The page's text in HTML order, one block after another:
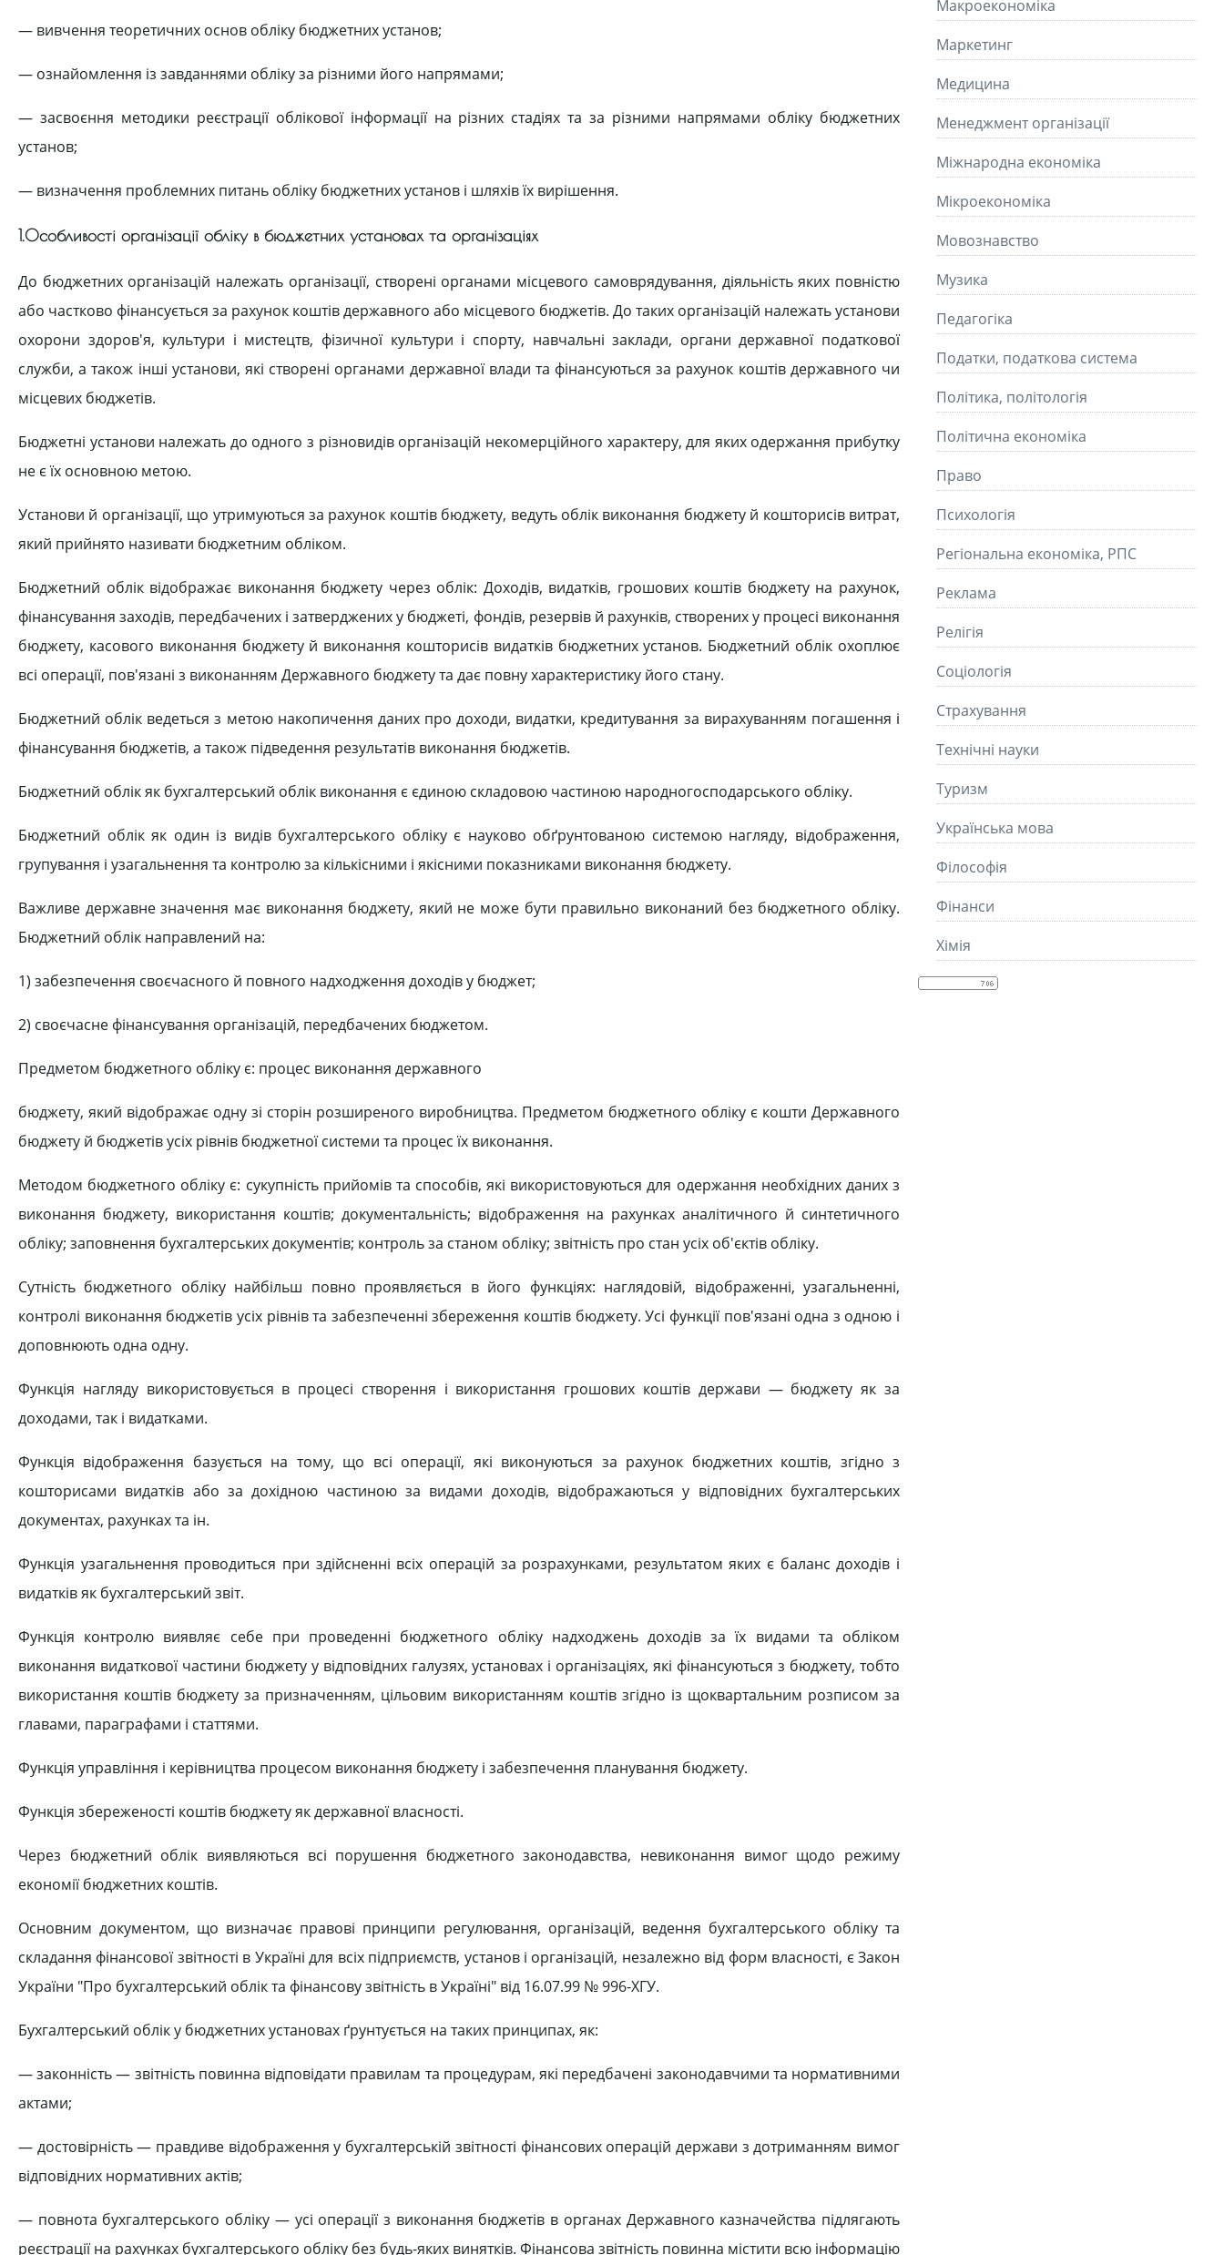
— вивчення теоретичних основ обліку бюджетних установ;
— ознайомлення із завданнями обліку за різними його напрямами;
— засвоєння методики реєстрації облікової інформації на різних стадіях та за різними напрямами обліку бюджетних
установ;
— визначення проблемних питань обліку бюджетних установ і шляхів їх вирішення.
1.Особливості організації обліку в бюджетних установах та організаціях
До бюджетних організацій належать організації, створені органами місцевого самоврядування, діяльність яких повністю
або частково фінансується за рахунок коштів державного або місцевого бюджетів. До таких організацій належать установи
охорони здоров'я, культури і мистецтв, фізичної культури і спорту, навчальні заклади, органи державної податкової
служби, а також інші установи, які створені органами державної влади та фінансуються за рахунок коштів державного чи
місцевих бюджетів.
Бюджетні установи належать до одного з різновидів організацій некомерційного характеру, для яких одержання прибутку
не є їх основною метою.
Установи й організації, що утримуються за рахунок коштів бюджету, ведуть облік виконання бюджету й кошторисів витрат,
який прийнято називати бюджетним обліком.
Бюджетний облік відображає виконання бюджету через облік: Доходів, видатків, грошових коштів бюджету на рахунок,
фінансування заходів, передбачених і затверджених у бюджеті, фондів, резервів й рахунків, створених у процесі виконання
бюджету, касового виконання бюджету й виконання кошторисів видатків бюджетних установ. Бюджетний облік охоплює
всі операції, пов'язані з виконанням Державного бюджету та дає повну характеристику його стану.
Бюджетний облік ведеться з метою накопичення даних про доходи, видатки, кредитування за вирахуванням погашення і
фінансування бюджетів, а також підведення результатів виконання бюджетів.
Бюджетний облік як бухгалтерський облік виконання є єдиною складовою частиною народногосподарського обліку.
Бюджетний облік як один із видів бухгалтерського обліку є науково обґрунтованою системою нагляду, відображення,
групування і узагальнення та контролю за кількісними і якісними показниками виконання бюджету.
Важливе державне значення має виконання бюджету, який не може бути правильно виконаний без бюджетного обліку.
Бюджетний облік направлений на:
1) забезпечення своєчасного й повного надходження доходів у бюджет;
2) своєчасне фінансування організацій, передбачених бюджетом.
Предметом бюджетного обліку є: процес виконання державного
бюджету, який відображає одну зі сторін розширеного виробництва. Предметом бюджетного обліку є кошти Державного
бюджету й бюджетів усіх рівнів бюджетної системи та процес їх виконання.
Методом бюджетного обліку є: сукупність прийомів та способів, які використовуються для одержання необхідних даних з
виконання бюджету, використання коштів; документальність; відображення на рахунках аналітичного й синтетичного
обліку; заповнення бухгалтерських документів; контроль за станом обліку; звітність про стан усіх об'єктів обліку.
Сутність бюджетного обліку найбільш повно проявляється в його функціях: наглядовій, відображенні, узагальненні,
контролі виконання бюджетів усіх рівнів та забезпеченні збереження коштів бюджету. Усі функції пов'язані одна з одною і
доповнюють одна одну.
Функція нагляду використовується в процесі створення і використання грошових коштів держави — бюджету як за
доходами, так і видатками.
Функція відображення базується на тому, що всі операції, які виконуються за рахунок бюджетних коштів, згідно з
кошторисами видатків або за дохідною частиною за видами доходів, відображаються у відповідних бухгалтерських
документах, рахунках та ін.
Функція узагальнення проводиться при здійсненні всіх операцій за розрахунками, результатом яких є баланс доходів і
видатків як бухгалтерський звіт.
Функція контролю виявляє себе при проведенні бюджетного обліку надходжень доходів за їх видами та обліком
виконання видаткової частини бюджету у відповідних галузях, установах і організаціях, які фінансуються з бюджету, тобто
використання коштів бюджету за призначенням, цільовим використанням коштів згідно із щоквартальним розписом за
главами, параграфами і статтями.
Функція управління і керівництва процесом виконання бюджету і забезпечення планування бюджету.
Функція збереженості коштів бюджету як державної власності.
Через бюджетний облік виявляються всі порушення бюджетного законодавства, невиконання вимог щодо режиму
економії бюджетних коштів.
Основним документом, що визначає правові принципи регулювання, організацій, ведення бухгалтерського обліку та
складання фінансової звітності в Україні для всіх підприємств, установ і організацій, незалежно від форм власності, є Закон
України "Про бухгалтерський облік та фінансову звітність в Україні" від 16.07.99 № 996-ХГУ.
Бухгалтерський облік у бюджетних установах ґрунтується на таких принципах, як:
— законність — звітність повинна відповідати правилам та процедурам, які передбачені законодавчими та нормативними
актами;
— достовірність — правдиве відображення у бухгалтерській звітності фінансових операцій держави з дотриманням вимог
відповідних нормативних актів;
— повнота бухгалтерського обліку — усі операції з виконання бюджетів в органах Державного казначейства підлягають
реєстрації на рахунках бухгалтерського обліку без будь-яких винятків. Фінансова звітність повинна містити всю інформацію
Макроекономіка
Маркетинг
Медицина
Менеджмент організації
Міжнародна економіка
Мікроекономіка
Мовознавство
Музика
Педагогіка
Податки, податкова система
Політика, політологія
Політична економіка
Право
Психологія
Регіональна економіка, РПС
Реклама
Релігія
Соціологія
Страхування
Технічні науки
Туризм
Українська мова
Філософія
Фінанси
Хімія